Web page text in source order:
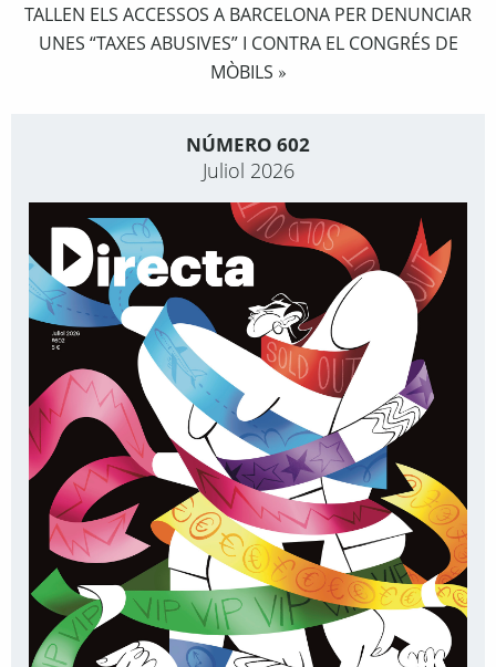
TALLEN ELS ACCESSOS A BARCELONA PER DENUNCIAR
UNES “TAXES ABUSIVES” I CONTRA EL CONGRÉS DE
MÒBILS »
NÚMERO 602
Juliol 2026